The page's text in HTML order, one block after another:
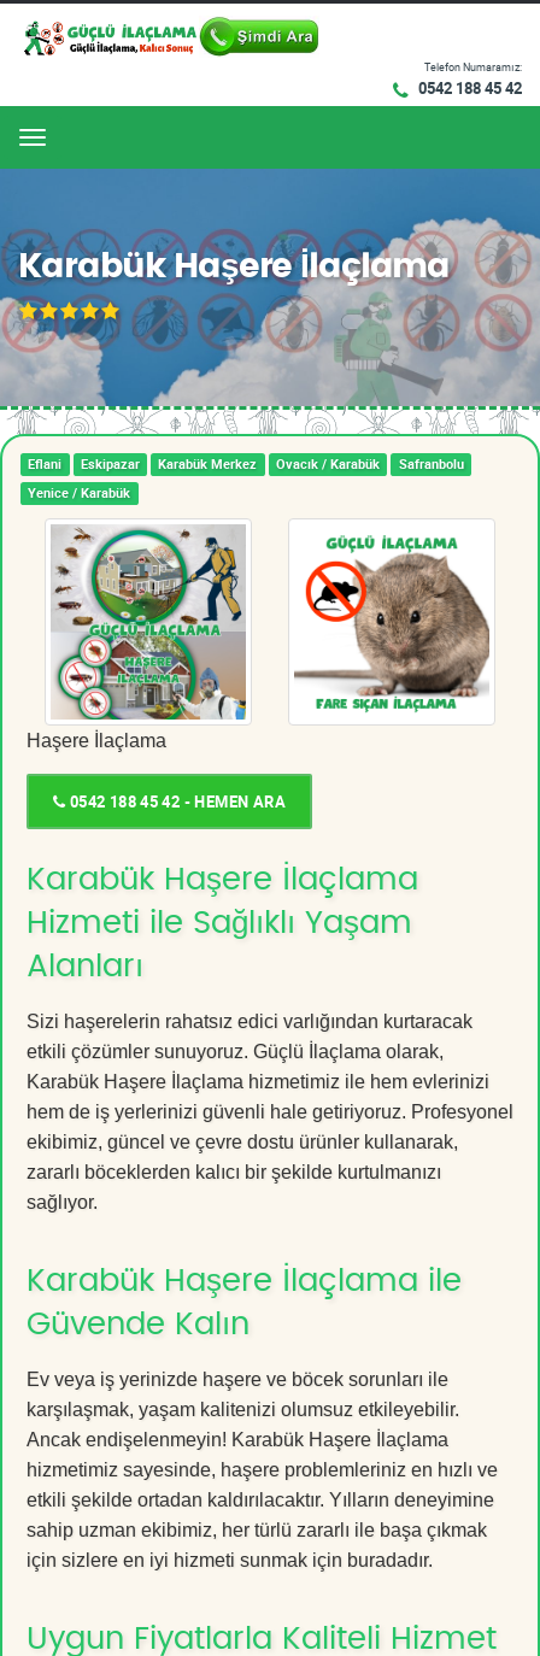
Telefon Numaramız:
0542 188 45 42
Menu
Karabük Haşere İlaçlama
Eflani Eskipazar Karabük Merkez Ovacık / Karabük
Safranbolu
Yenice / Karabük
Haşere İlaçlama
0542 188 45 42 - HEMEN ARA
Karabük Haşere İlaçlama
Hizmeti ile Sağlıklı Yaşam
Alanları
Sizi haşerelerin rahatsız edici varlığından kurtaracak
etkili çözümler sunuyoruz. Güçlü İlaçlama olarak,
Karabük Haşere İlaçlama hizmetimiz ile hem evlerinizi
hem de iş yerlerinizi güvenli hale getiriyoruz. Profesyonel
ekibimiz, güncel ve çevre dostu ürünler kullanarak,
zararlı böceklerden kalıcı bir şekilde kurtulmanızı
sağlıyor.
Karabük Haşere İlaçlama ile
Güvende Kalın
Ev veya iş yerinizde haşere ve böcek sorunları ile
karşılaşmak, yaşam kalitenizi olumsuz etkileyebilir.
Ancak endişelenmeyin! Karabük Haşere İlaçlama
hizmetimiz sayesinde, haşere problemleriniz en hızlı ve
etkili şekilde ortadan kaldırılacaktır. Yılların deneyimine
sahip uzman ekibimiz, her türlü zararlı ile başa çıkmak
için sizlere en iyi hizmeti sunmak için buradadır.
Uygun Fiyatlarla Kaliteli Hizmet